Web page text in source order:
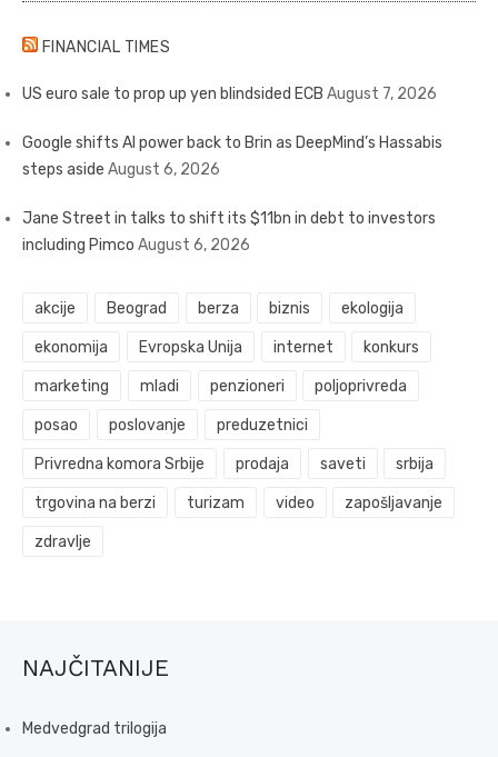
FINANCIAL TIMES
US euro sale to prop up yen blindsided ECB August 7, 2026
Google shifts AI power back to Brin as DeepMind’s Hassabis
steps aside August 6, 2026
Jane Street in talks to shift its $11bn in debt to investors
including Pimco August 6, 2026
akcije Beograd berza biznis ekologija
ekonomija Evropska Unija internet konkurs
marketing mladi penzioneri poljoprivreda
posao poslovanje preduzetnici
Privredna komora Srbije prodaja saveti srbija
trgovina na berzi turizam video zapošljavanje
zdravlje
NAJČITANIJE
Medvedgrad trilogija